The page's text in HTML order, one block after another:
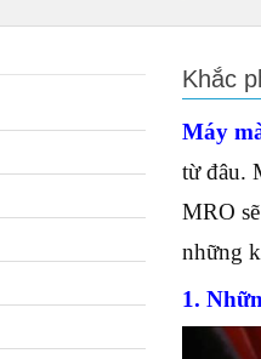
Khắc
Máy
từ đâu.
MRO
những
1.